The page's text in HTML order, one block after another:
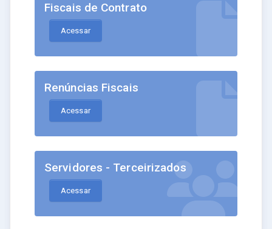
Fiscais de Contrato
Acessar
Renúncias Fiscais
Acessar
Servidores - Terceirizados
Acessar